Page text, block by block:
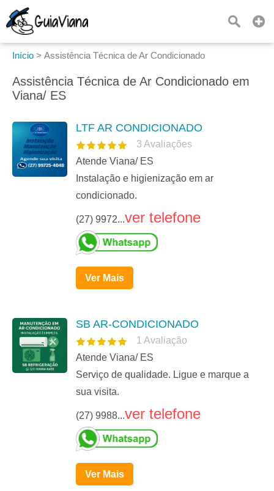
Início > Assistência Técnica de Ar Condicionado
Assistência Técnica de Ar Condicionado em
Viana/ ES
LTF AR CONDICIONADO
3 Avaliações
Atende Viana/ ES
Instalação e higienização em ar
condicionado.
(27) 9972...ver telefone
Ver Mais
SB AR-CONDICIONADO
1 Avaliação
Atende Viana/ ES
Serviço de qualidade. Ligue e marque a
sua visita.
(27) 9988...ver telefone
Ver Mais